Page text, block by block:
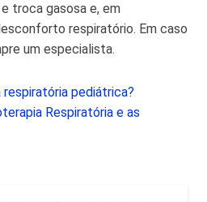
troca gasosa e, em
respiratório. Em caso
um especialista.
pediátrica?
Respiratória e as